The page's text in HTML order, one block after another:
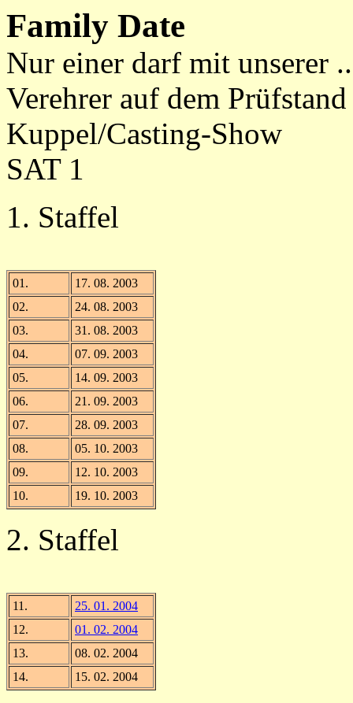
Family Date
Nur einer darf mit unserer
Verehrer auf dem Prüfstand
Kuppel/Casting-Show
SAT 1
1. Staffel
01.
17. 08. 2003
02.
24. 08. 2003
03.
31. 08. 2003
04.
07. 09. 2003
05.
14. 09. 2003
06.
21. 09. 2003
07.
28. 09. 2003
08.
05. 10. 2003
09.
12. 10. 2003
10.
19. 10. 2003
2. Staffel
11.
25. 01. 2004
12.
01. 02. 2004
13.
08. 02. 2004
14.
15. 02. 2004